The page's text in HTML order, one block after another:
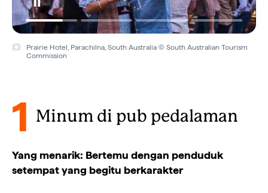
Prairie Hotel, Parachilna, South Australia © South Australian Tourism
Commission
1 Minum di pub pedalaman
Yang menarik: Bertemu dengan penduduk
setempat yang begitu berkarakter